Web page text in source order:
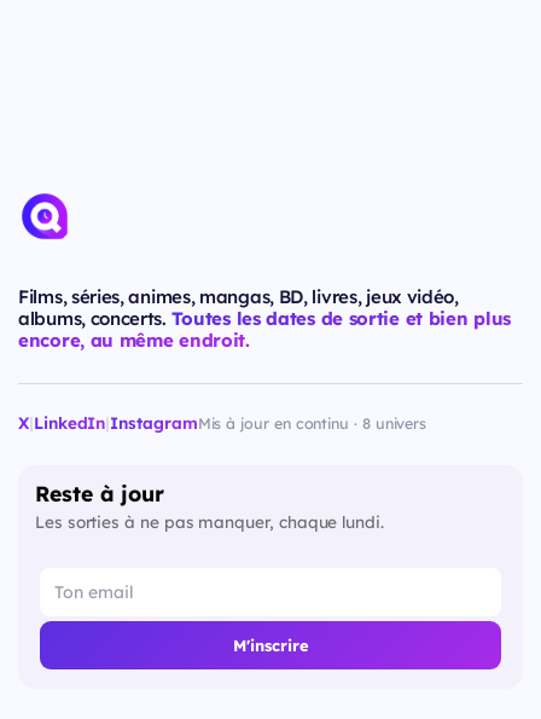
Films, séries, animes, mangas, BD, livres, jeux vidéo,
albums, concerts. Toutes les dates de sortie et bien plus
encore, au même endroit.
X|LinkedIn|InstagramMis à jour en continu · 8 univers
Reste à jour
Les sorties à ne pas manquer, chaque lundi.
M'inscrire